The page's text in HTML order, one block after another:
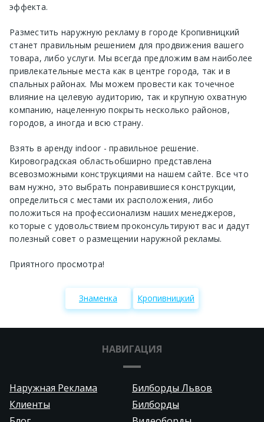
эффекта.
Разместить наружную рекламу в городе Кропивницкий
станет правильным решением для продвижения вашего
товара, либо услуги. Мы всегда предложим вам наиболее
привлекательные места как в центре города, так и в
спальных районах. Мы можем провести как точечное
влияние на целевую аудиторию, так и крупную охватную
компанию, нацеленную покрыть несколько районов,
городов, а иногда и всю страну.
Взять в аренду indoor - правильное решение.
Кировоградская областьобширно представлена
всевозможными конструкциями на нашем сайте. Все что
вам нужно, это выбрать понравившиеся конструкции,
определиться с местами их расположения, либо
положиться на профессионализм наших менеджеров,
которые с удовольствием проконсультируют вас и дадут
полезный совет о размещении наружной рекламы.
Приятного просмотра!
Знаменка Кропивницкий
НАВИГАЦИЯ
Наружная Реклама
Билборды Львов
Клиенты
Билборды